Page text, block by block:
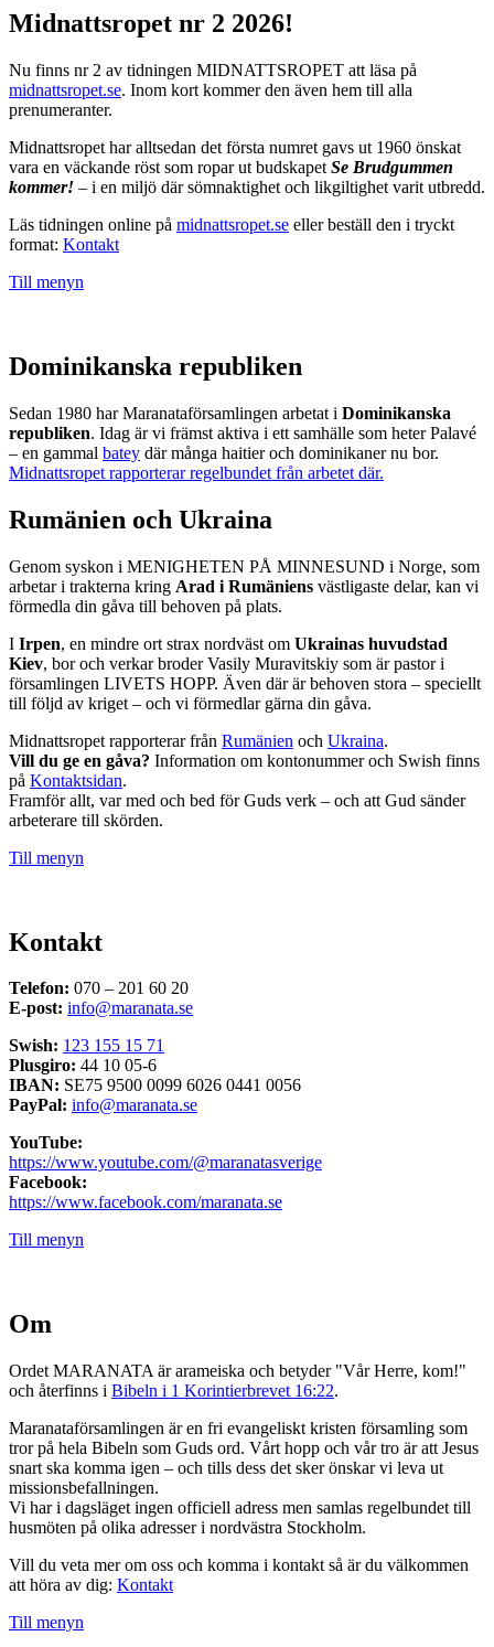
Midnattsropet nr 2 2026!
Nu finns nr 2 av tidningen MIDNATTSROPET att läsa på
midnattsropet.se. Inom kort kommer den även hem till alla
prenumeranter.
Midnattsropet har alltsedan det första numret gavs ut 1960 önskat
vara en väckande röst som ropar ut budskapet Se Brudgummen
kommer! – i en miljö där sömnaktighet och likgiltighet varit utbredd.
Läs tidningen online på midnattsropet.se eller beställ den i tryckt
format: Kontakt
Till menyn
Dominikanska republiken
Sedan 1980 har Maranataförsamlingen arbetat i Dominikanska
republiken. Idag är vi främst aktiva i ett samhälle som heter Palavé
– en gammal batey där många haitier och dominikaner nu bor.
Midnattsropet rapporterar regelbundet från arbetet där.
Rumänien och Ukraina
Genom syskon i MENIGHETEN PÅ MINNESUND i Norge, som
arbetar i trakterna kring Arad i Rumäniens västligaste delar, kan vi
förmedla din gåva till behoven på plats.
I Irpen, en mindre ort strax nordväst om Ukrainas huvudstad
Kiev, bor och verkar broder Vasily Muravitskiy som är pastor i
församlingen LIVETS HOPP. Även där är behoven stora – speciellt
till följd av kriget – och vi förmedlar gärna din gåva.
Midnattsropet rapporterar från Rumänien och Ukraina.
Vill du ge en gåva? Information om kontonummer och Swish finns
på Kontaktsidan.
Framför allt, var med och bed för Guds verk – och att Gud sänder
arbeterare till skörden.
Till menyn
Kontakt
Telefon: 070 – 201 60 20
E-post: info@maranata.se
Swish: 123 155 15 71
Plusgiro: 44 10 05-6
IBAN: SE75 9500 0099 6026 0441 0056
PayPal: info@maranata.se
YouTube:
https://www.youtube.com/@maranatasverige
Facebook:
https://www.facebook.com/maranata.se
Till menyn
Om
Ordet MARANATA är arameiska och betyder "Vår Herre, kom!"
och återfinns i Bibeln i 1 Korintierbrevet 16:22.
Maranataförsamlingen är en fri evangeliskt kristen församling som
tror på hela Bibeln som Guds ord. Vårt hopp och vår tro är att Jesus
snart ska komma igen – och tills dess det sker önskar vi leva ut
missionsbefallningen.
Vi har i dagsläget ingen officiell adress men samlas regelbundet till
husmöten på olika adresser i nordvästra Stockholm.
Vill du veta mer om oss och komma i kontakt så är du välkommen
att höra av dig: Kontakt
Till menyn